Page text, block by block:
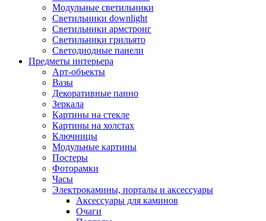
Модульные светильники
Светильники downlight
Светильники армстронг
Светильники грильято
Светодиодные панели
Предметы интерьера
Арт-объекты
Вазы
Декоративные панно
Зеркала
Картины на стекле
Картины на холстах
Ключницы
Модульные картины
Постеры
Фоторамки
Часы
Электрокамины, порталы и аксессуары
Аксессуары для каминов
Очаги